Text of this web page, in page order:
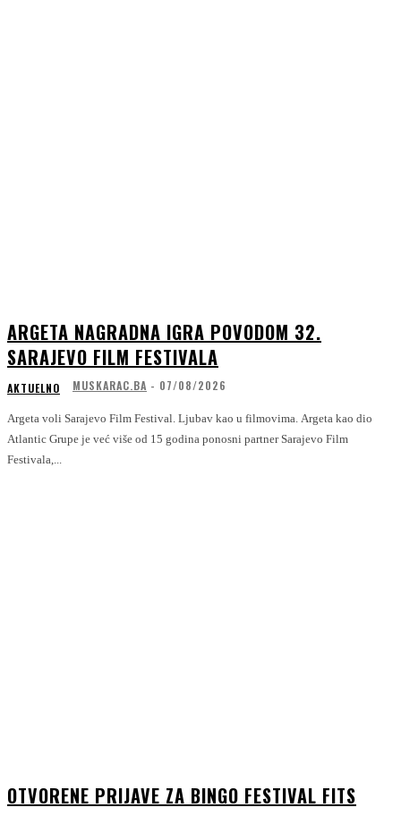
ARGETA NAGRADNA IGRA POVODOM 32.
SARAJEVO FILM FESTIVALA
AKTUELNO MUSKARAC.BA - 07/08/2026
Argeta voli Sarajevo Film Festival. Ljubav kao u filmovima. Argeta kao dio
Atlantic Grupe je već više od 15 godina ponosni partner Sarajevo Film
Festivala,...
OTVORENE PRIJAVE ZA BINGO FESTIVAL FITS